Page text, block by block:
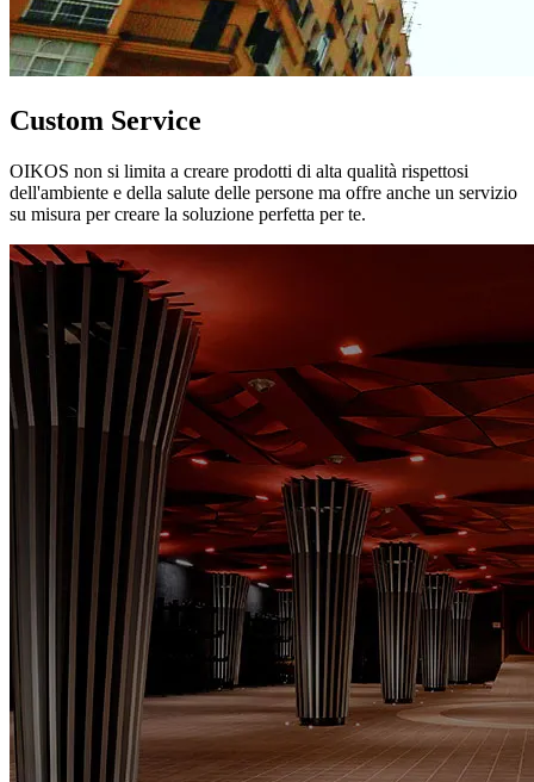
Custom Service
OIKOS non si limita a creare prodotti di alta qualità rispettosi
dell'ambiente e della salute delle persone ma offre anche un servizio
su misura per creare la soluzione perfetta per te.